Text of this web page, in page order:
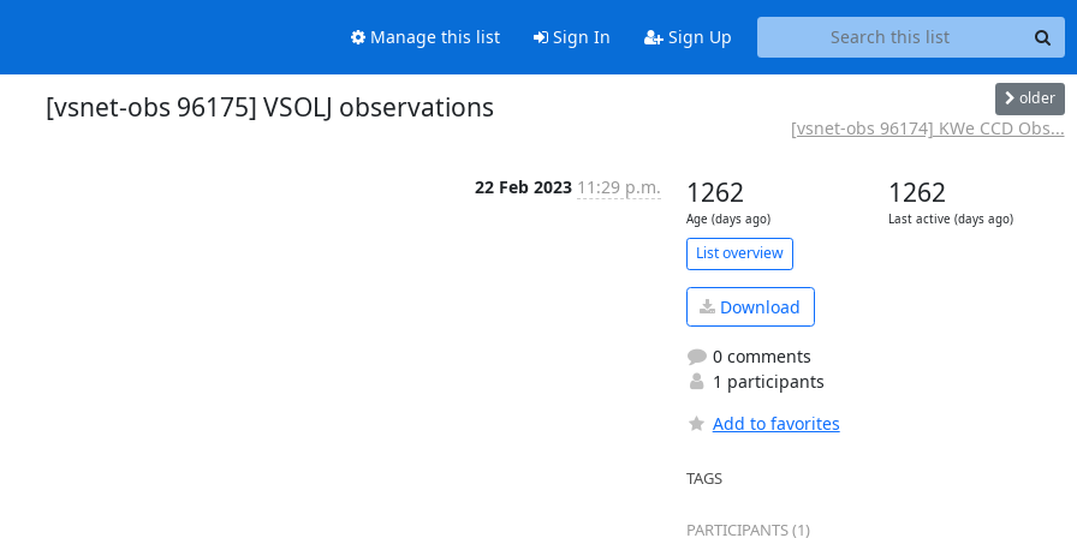
Manage this list Sign In Sign Up
[vsnet-obs 96175] VSOLJ observations older
[vsnet-obs 96174] KWe CCD Obs...
22 Feb 2023 11:29 p.m. 1262
Age (days ago)
1262
Last active (days ago)
List overview
Download
0 comments
1 participants
Add to favorites
TAGS
PARTICIPANTS (1)